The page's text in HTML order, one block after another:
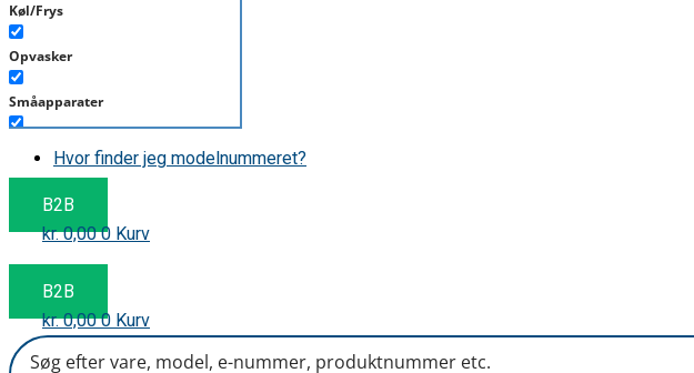
Køl/Frys
Opvasker
Småapparater
Støvsuger
Tilbehør/Plejemidler
Vaskemaskine
Hvor finder jeg modelnummeret?
B2B
kr.0,00 0 Kurv
B2B
kr.0,00 0 Kurv